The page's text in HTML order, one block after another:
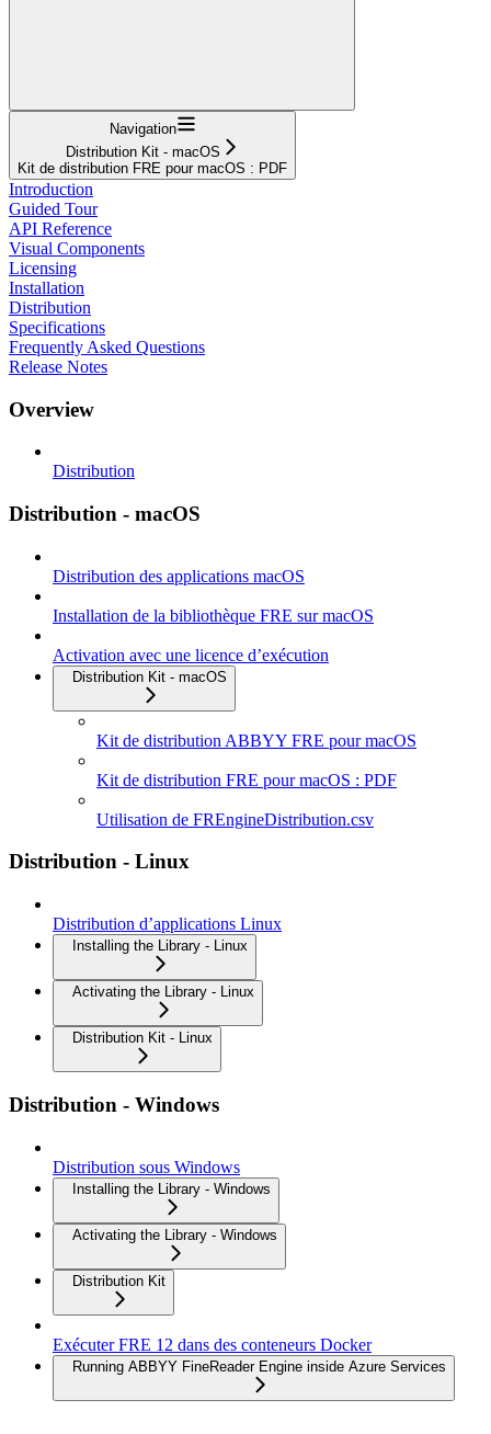
Navigation
Distribution Kit - macOS
Kit de distribution FRE pour macOS : PDF
Introduction
Guided Tour
API Reference
Visual Components
Licensing
Installation
Distribution
Specifications
Frequently Asked Questions
Release Notes
Overview
Distribution
Distribution - macOS
Distribution des applications macOS
Installation de la bibliothèque FRE sur macOS
Activation avec une licence d’exécution
Distribution Kit - macOS
Kit de distribution ABBYY FRE pour macOS
Kit de distribution FRE pour macOS : PDF
Utilisation de FREngineDistribution.csv
Distribution - Linux
Distribution d’applications Linux
Installing the Library - Linux
Activating the Library - Linux
Distribution Kit - Linux
Distribution - Windows
Distribution sous Windows
Installing the Library - Windows
Activating the Library - Windows
Distribution Kit
Exécuter FRE 12 dans des conteneurs Docker
Running ABBYY FineReader Engine inside Azure Services